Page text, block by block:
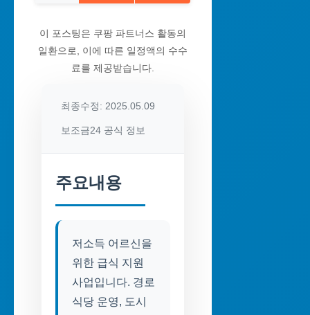
이 포스팅은 쿠팡 파트너스 활동의
일환으로, 이에 따른 일정액의 수수
료를 제공받습니다.
최종수정: 2025.05.09
보조금24 공식 정보
주요내용
저소득 어르신을
위한 급식 지원
사업입니다. 경로
식당 운영, 도시